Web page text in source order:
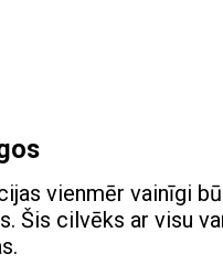
vienmēr vainīgi
Šis cilvēks ar visu